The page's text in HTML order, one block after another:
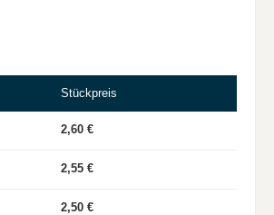
Stückpreis
2,60 €
2,55 €
2,50 €